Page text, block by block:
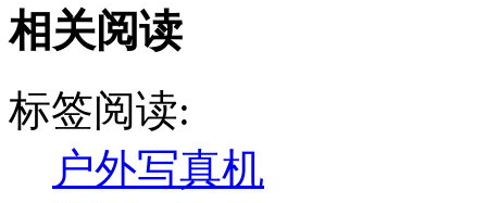
相关阅读
标签阅读:
户外写真机